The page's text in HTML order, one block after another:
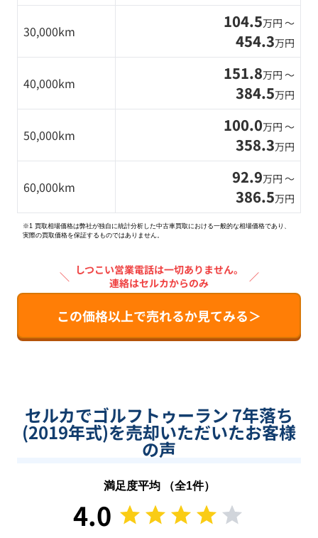
30,000km 104.5万円 〜
454.3万円
40,000km 151.8万円 〜
384.5万円
50,000km 100.0万円 〜
358.3万円
60,000km 92.9万円 〜
386.5万円
※1 買取相場価格は弊社が独自に統計分析した中古車買取における一般的な相場価格であり、
実際の買取価格を保証するものではありません。
＼ しつこい営業電話は一切ありません。
連絡はセルカからのみ
／
この価格以上で売れるか見てみる＞
セルカでゴルフトゥーラン 7年落ち
(2019年式)を売却いただいたお客様
の声
満足度平均 （全1件）
4.0